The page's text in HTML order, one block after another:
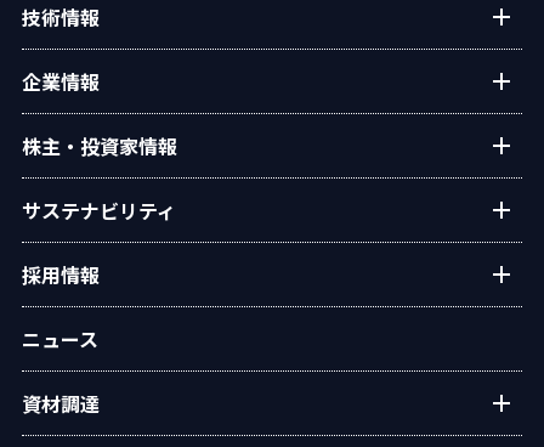
民生熱エネルギー
設備・システム
技術情報
タクマの技術紹介
タクマ技報
学会発表
企業情報
ご挨拶
経営理念
会社概要
沿革
役員一覧
組織図
事業所・拠点
グループ会社
株主・投資家情報
個人投資家の皆様へ
経営方針・戦略
業績・財務
IRライブラリー
株式情報
IRカレンダー
電子公告
サステナビリティ
トップコミットメント
タクマのサステナビリティ
ESGデータ
統合報告書
環境
採用情報
グループ会社採用情報
オリジナルアニメ「この空の下で」
ニュース
資材調達